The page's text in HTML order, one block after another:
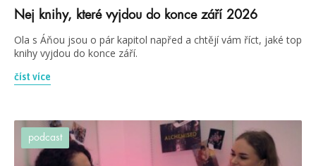
Nej knihy, které vyjdou do konce září 2026
Ola s Áňou jsou o pár kapitol napřed a chtějí vám říct, jaké top
knihy vyjdou do konce září.
číst více
podcast